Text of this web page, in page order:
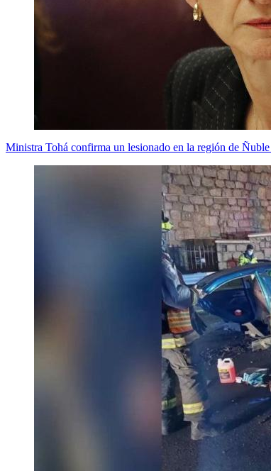
Ministra Tohá confirma un lesionado en la región de